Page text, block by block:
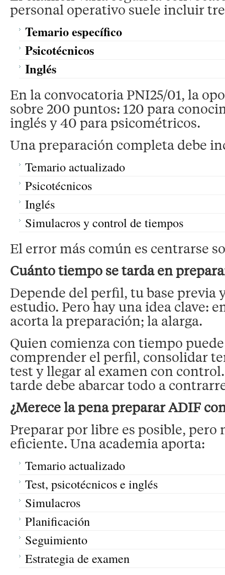
personal operativo suele incluir
Temario específico
Psicotécnicos
Inglés
En la convocatoria PNI25/01, la
sobre 200 puntos: 120 para
inglés y 40 para psicométricos.
Una preparación completa debe
Temario actualizado
Psicotécnicos
Inglés
Simulacros y control de tiempos
El error más común es centrarse
Cuánto tiempo se tarda en
Depende del perfil, tu base previa
estudio. Pero hay una idea clave:
acorta la preparación; la alarga.
Quien comienza con tiempo
comprender el perfil, consolidar
test y llegar al examen con
tarde debe abarcar todo a
¿Merece la pena preparar ADIF
Preparar por libre es posible, pero
eficiente. Una academia aporta:
Temario actualizado
Test, psicotécnicos e inglés
Simulacros
Planificación
Seguimiento
Estrategia de examen